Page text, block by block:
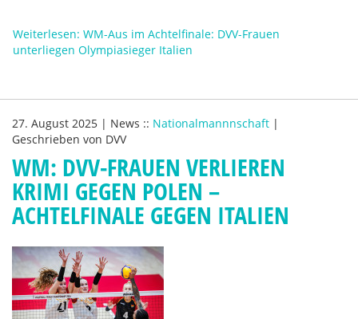
Weiterlesen: WM-Aus im Achtelfinale: DVV-Frauen
unterliegen Olympiasieger Italien
27. August 2025 | News :: Nationalmannnschaft |
Geschrieben von DVV
WM: DVV-FRAUEN VERLIEREN
KRIMI GEGEN POLEN –
ACHTELFINALE GEGEN ITALIEN